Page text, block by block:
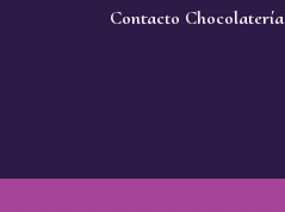
Contacto Chocolatería